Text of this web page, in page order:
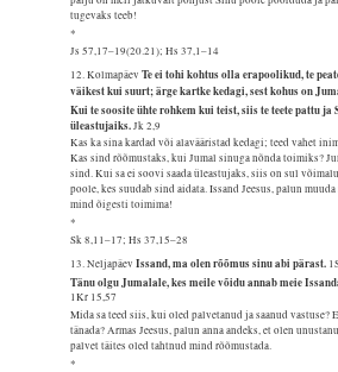
tugevaks teeb!
*
Js 57,17–19(20.21); Hs 37,1–14
12. KolmapäevTe ei tohi kohtus olla erapoolikud, te
väikest kui suurt; ärge kartke kedagi, sest kohus on
Kui te soosite ühte rohkem kui teist, siis te teete pattu ja
üleastujaiks.Jk 2,9
Kas ka sina kardad või alavääristad kedagi; teed vahet
Kas sind rõõmustaks, kui Jumal sinuga nõnda toimiks?
sind. Kui sa ei soovi saada üleastujaks, siis on sul
poole, kes suudab sind aidata. Issand Jeesus, palun
mind õigesti toimima!
*
Sk 8,11–17; Hs 37,15–28
13. NeljapäevIssand, ma olen rõõmus sinu abi pärast.
Tänu olgu Jumalale, kes meile võidu annab meie
1Kr 15,57
Mida sa teed siis, kui oled palvetanud ja saanud vastuse?
tänada? Armas Jeesus, palun anna andeks, et olen
palvet täites oled tahtnud mind rõõmustada.
*